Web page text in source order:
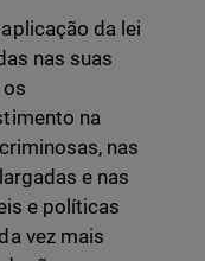
da lei
nas suas
na
nas
e nas
e políticas
vez mais